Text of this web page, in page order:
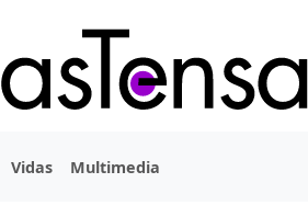
Vidas Multimedia